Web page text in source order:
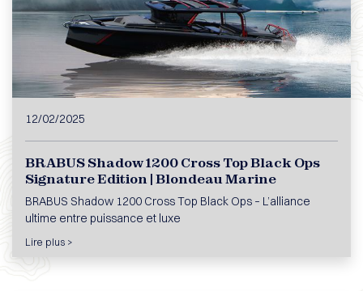
12/02/2025
BRABUS Shadow 1200 Cross Top Black Ops
Signature Edition | Blondeau Marine
BRABUS Shadow 1200 Cross Top Black Ops – L’alliance
ultime entre puissance et luxe
Lire plus >